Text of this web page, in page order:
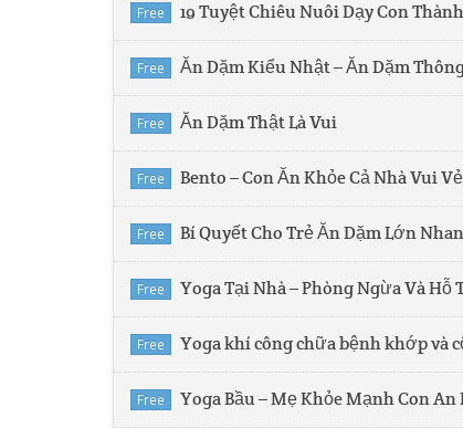
Free 19 Tuyệt Chiêu Nuôi Dạy Con
Free Ăn Dặm Kiểu Nhật – Ăn Dặm
Free Ăn Dặm Thật Là Vui
Free Bento – Con Ăn Khỏe Cả Nhà Vui Vẻ
Free Bí Quyết Cho Trẻ Ăn Dặm Lớn
Free Yoga Tại Nhà – Phòng Ngừa Và
Free Yoga khí công chữa bệnh khớp và
Free Yoga Bầu – Mẹ Khỏe Mạnh Con